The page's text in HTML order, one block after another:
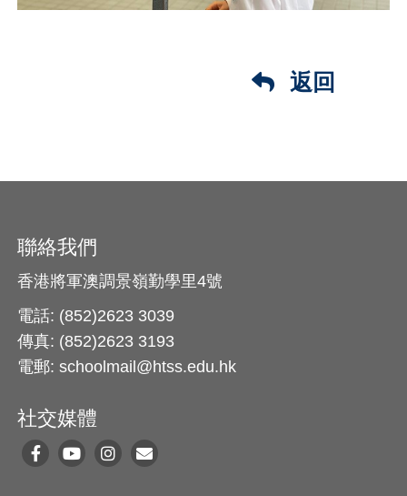
返回
聯絡我們
香港將軍澳調景嶺勤學里4號
電話: (852)2623 3039
傳真: (852)2623 3193
電郵: schoolmail@htss.edu.hk
社交媒體